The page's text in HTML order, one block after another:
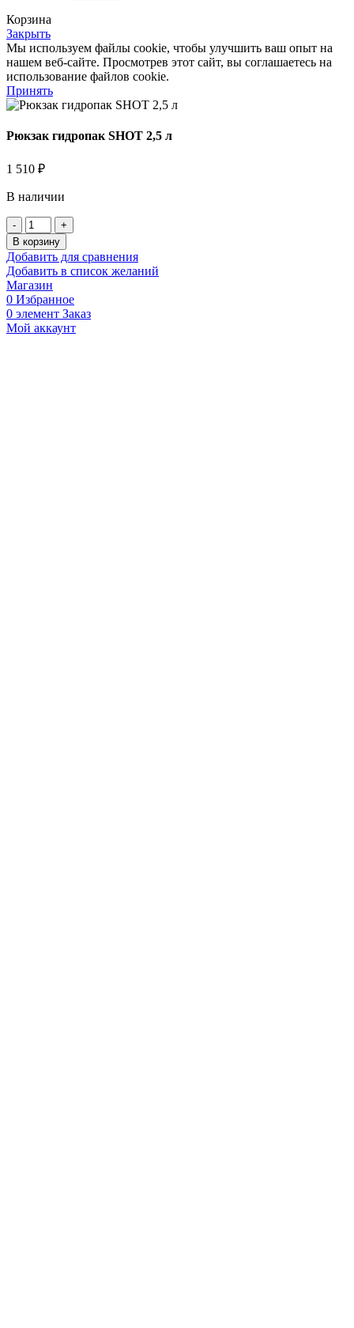
Корзина
Закрыть
Мы используем файлы cookie, чтобы улучшить ваш опыт на
нашем веб-сайте. Просмотрев этот сайт, вы соглашаетесь на
использование файлов cookie.
Принять
Рюкзак гидропак SHOT 2,5 л
1 510 ₽
В наличии
Количество
товара
Рюкзак
гидропак
SHOT
2,5
л
В корзину
Добавить для сравнения
Добавить в список желаний
Магазин
0 Избранное
0 элемент Заказ
Мой аккаунт